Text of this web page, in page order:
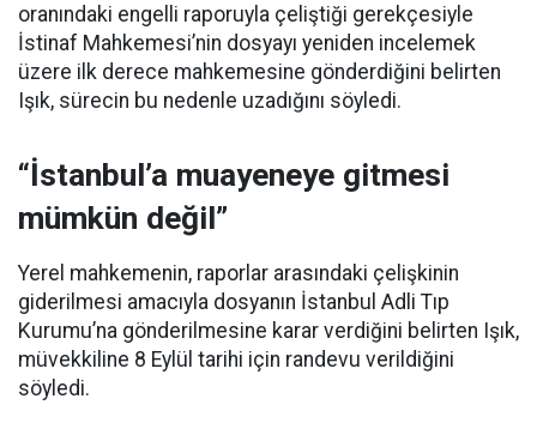
oranındaki engelli raporuyla çeliştiği gerekçesiyle
İstinaf Mahkemesi’nin dosyayı yeniden incelemek
üzere ilk derece mahkemesine gönderdiğini belirten
Işık, sürecin bu nedenle uzadığını söyledi.
“İstanbul’a muayeneye gitmesi
mümkün değil”
Yerel mahkemenin, raporlar arasındaki çelişkinin
giderilmesi amacıyla dosyanın İstanbul Adli Tıp
Kurumu’na gönderilmesine karar verdiğini belirten Işık,
müvekkiline 8 Eylül tarihi için randevu verildiğini
söyledi.